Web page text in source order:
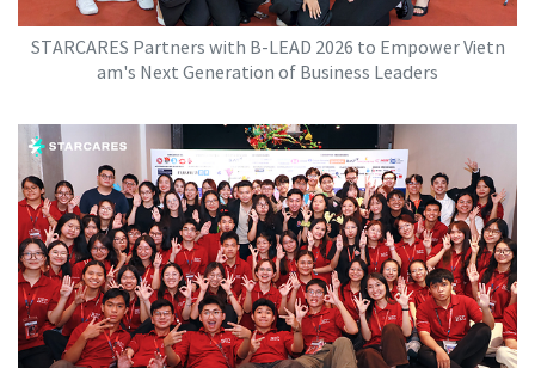
STARCARES Partners with B-LEAD 2026 to Empower Vietn
am's Next Generation of Business Leaders